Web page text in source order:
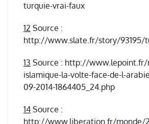
turquie-vrai-faux
12 Source :
http://www.slate.fr/story/93195/
13 Source : http://
islamique-la-volte-face-de-l-
09-2014-1864405_24.php
14 Source :
http://www.liberation.fr/monde/